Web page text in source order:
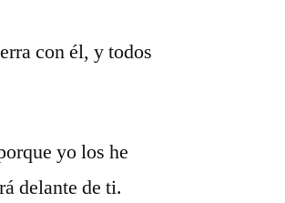
con él, y todos
yo los he
delante de ti.